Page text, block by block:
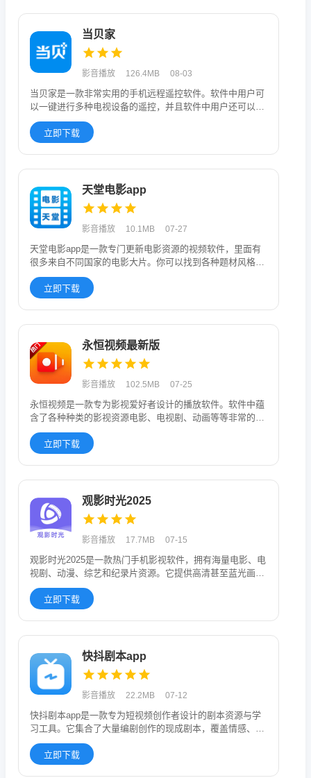
当贝家
影音播放 126.4MB 08-03
当贝家是一款非常实用的手机远程遥控软件。软件中用户可
以一键进行多种电视设备的遥控，并且软件中用户还可以观
看各种热门的视频
立即下载
天堂电影app
影音播放 10.1MB 07-27
天堂电影app是一款专门更新电影资源的视频软件，里面有
很多来自不同国家的电影大片。你可以找到各种题材风格的
视频，也能看到
立即下载
永恒视频最新版
影音播放 102.5MB 07-25
永恒视频是一款专为影视爱好者设计的播放软件。软件中蕴
含了各种种类的影视资源电影、电视剧、动画等等非常的丰
富，从而用户可以
立即下载
观影时光2025
影音播放 17.7MB 07-15
观影时光2025是一款热门手机影视软件，拥有海量电影、电
视剧、动漫、综艺和纪录片资源。它提供高清甚至蓝光画
质，观影体验流
立即下载
快抖剧本app
影音播放 22.2MB 07-12
快抖剧本app是一款专为短视频创作者设计的剧本资源与学
习工具。它集合了大量编剧创作的现成剧本，覆盖情感、亲
子、商业、生活
立即下载